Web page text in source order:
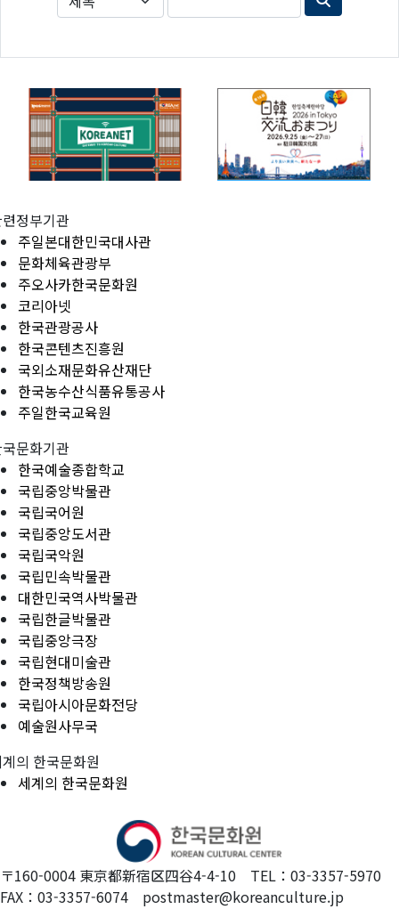
정부기관
주일본대한민국대사관
문화체육관광부
주오사카한국문화원
코리아넷
한국관광공사
한국콘텐츠진흥원
국외소재문화유산재단
한국농수산식품유통공사
주일한국교육원
문화기관
한국예술종합학교
국립중앙박물관
국립국어원
국립중앙도서관
국립국악원
국립민속박물관
대한민국역사박물관
국립한글박물관
국립중앙극장
국립현대미술관
한국정책방송원
국립아시아문화전당
예술원사무국
의 한국문화원
세계의 한국문화원
〒160-0004 東京都新宿区四谷4-4-10 TEL：03-3357-5970
FAX：03-3357-6074 postmaster@koreanculture.jp